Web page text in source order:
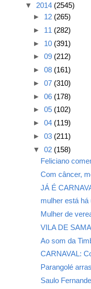
▼ 2014 (2545)
► 12 (265)
► 11 (282)
► 10 (391)
► 09 (212)
► 08 (161)
► 07 (310)
► 06 (178)
► 05 (102)
► 04 (119)
► 03 (211)
▼ 02 (158)
Feliciano
Com câncer,
JÁ É
mulher está
Mulher de
VILA DE
Ao som da
CARNAVAL:
Parangolé
Saulo